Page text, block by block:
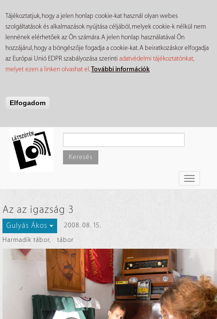
Tájékoztatjuk, hogy a jelen honlap cookie-kat használ olyan webes
szolgáltatások és alkalmazások nyújtása céljából, melyek cookie-k nélkül nem
lennének elérhetőek az Ön számára. A jelen honlap használatával Ön
hozzájárul, hogy a böngészője fogadja a cookie-kat. A beiratkozáskor elfogadja
az Európai Unió EDPR szabályozása szerintiadatvédelmi tájékoztatónkat,
melyet ezen a linken olvashat el.További információk
Elfogadom
tartalomra
Keresés
Toggle
Az az igazság 3
Gulyás Ákos
2008. 08. 15.
Harmadik tábor, tábor